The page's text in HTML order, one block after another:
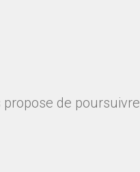
de poursuivre